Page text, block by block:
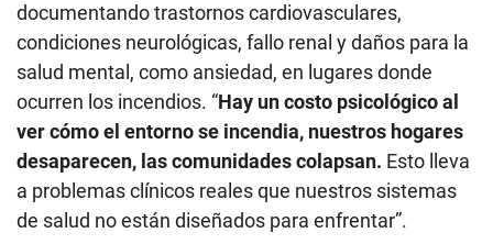
documentando trastornos cardiovasculares,
condiciones neurológicas, fallo renal y daños para la
salud mental, como ansiedad, en lugares donde
ocurren los incendios. “Hay un costo psicológico al
ver cómo el entorno se incendia, nuestros hogares
desaparecen, las comunidades colapsan. Esto lleva
a problemas clínicos reales que nuestros sistemas
de salud no están diseñados para enfrentar”.